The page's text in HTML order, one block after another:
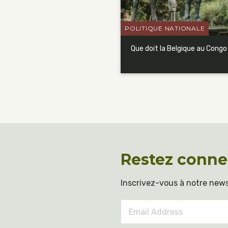
Que doit la Belgique au Congo
POLITIQUE NATIONALE
Restez
Inscrivez-vous à notre
Address *